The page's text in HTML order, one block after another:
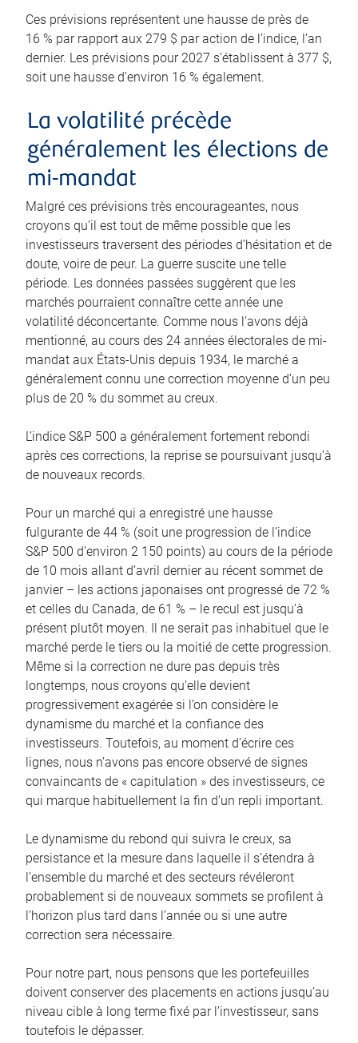
Ces prévisions représentent une hausse de près de
16 % par rapport aux 279 $ par action de l’indice, l’an
dernier. Les prévisions pour 2027 s’établissent à 377 $,
soit une hausse d’environ 16 % également.
La volatilité précède
généralement les élections de
mi-mandat
Malgré ces prévisions très encourageantes, nous
croyons qu’il est tout de même possible que les
investisseurs traversent des périodes d’hésitation et de
doute, voire de peur. La guerre suscite une telle
période. Les données passées suggèrent que les
marchés pourraient connaître cette année une
volatilité déconcertante. Comme nous l’avons déjà
mentionné, au cours des 24 années électorales de mi-
mandat aux États-Unis depuis 1934, le marché a
généralement connu une correction moyenne d’un peu
plus de 20 % du sommet au creux.
L’indice S&P 500 a généralement fortement rebondi
après ces corrections, la reprise se poursuivant jusqu’à
de nouveaux records.
Pour un marché qui a enregistré une hausse
fulgurante de 44 % (soit une progression de l’indice
S&P 500 d’environ 2 150 points) au cours de la période
de 10 mois allant d’avril dernier au récent sommet de
janvier – les actions japonaises ont progressé de 72 %
et celles du Canada, de 61 % – le recul est jusqu’à
présent plutôt moyen. Il ne serait pas inhabituel que le
marché perde le tiers ou la moitié de cette progression.
Même si la correction ne dure pas depuis très
longtemps, nous croyons qu’elle devient
progressivement exagérée si l’on considère le
dynamisme du marché et la confiance des
investisseurs. Toutefois, au moment d’écrire ces
lignes, nous n’avons pas encore observé de signes
convaincants de « capitulation » des investisseurs, ce
qui marque habituellement la fin d’un repli important.
Le dynamisme du rebond qui suivra le creux, sa
persistance et la mesure dans laquelle il s’étendra à
l’ensemble du marché et des secteurs révéleront
probablement si de nouveaux sommets se profilent à
l’horizon plus tard dans l’année ou si une autre
correction sera nécessaire.
Pour notre part, nous pensons que les portefeuilles
doivent conserver des placements en actions jusqu’au
niveau cible à long terme fixé par l’investisseur, sans
toutefois le dépasser.